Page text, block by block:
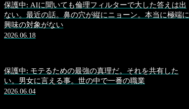
保護中: AIに聞いても倫理フィルターで大した答えは出
ない。最近の話。鼻の穴が縦にニョーン。本当に極端に
興味の対象がない
2026.06.18
保護中: モテるための最強の真理だ。それを共有した
い。男女に言える事。世の中で一番の職業
2026.06.04